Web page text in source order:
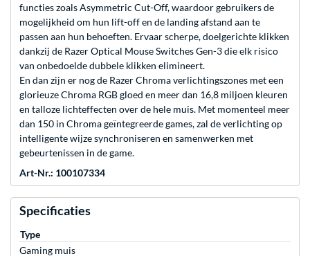
functies zoals Asymmetric Cut-Off, waardoor gebruikers de
mogelijkheid om hun lift-off en de landing afstand aan te
passen aan hun behoeften. Ervaar scherpe, doelgerichte klikken
dankzij de Razer Optical Mouse Switches Gen-3 die elk risico
van onbedoelde dubbele klikken elimineert.
En dan zijn er nog de Razer Chroma verlichtingszones met een
glorieuze Chroma RGB gloed en meer dan 16,8 miljoen kleuren
en talloze lichteffecten over de hele muis. Met momenteel meer
dan 150 in Chroma geïntegreerde games, zal de verlichting op
intelligente wijze synchroniseren en samenwerken met
gebeurtenissen in de game.
Art-Nr.: 100107334
Specificaties
Type
Gaming muis